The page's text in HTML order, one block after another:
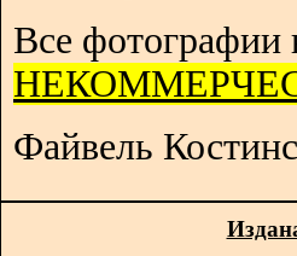
Все фотографии
Файвель